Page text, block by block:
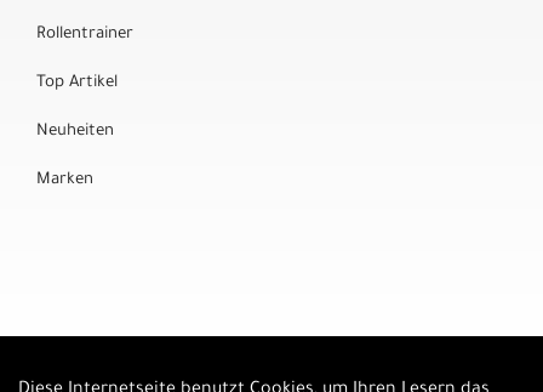
Rollentrainer
Top Artikel
Neuheiten
Marken